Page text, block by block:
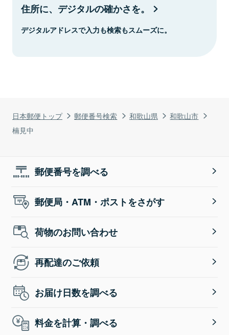
日本郵便トップ 郵便番号検索 和歌山県
和歌山市
楠見中
住所に、デジタルの確かさを。
デジタルアドレスで入力も検索もスムーズに。
郵便番号を調べる
郵便局・ATM・ポストをさがす
荷物のお問い合わせ
再配達のご依頼
お届け日数を調べる
料金を計算・調べる